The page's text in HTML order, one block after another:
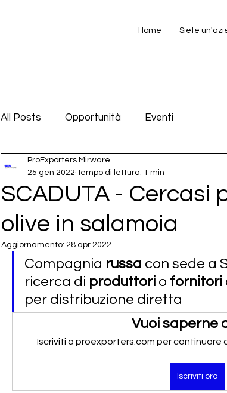
Home Siete
All Posts Opportunità Eventi
Gare d'appalto e Subforniture
SCADUTA - Cercasi
olive in salamoia
ProExporters Mirware
25 gen 2022 Tempo di lettura: 1 min
Aggiornamento: 28 apr 2022
Compagnia russa con sede a
ricerca di produttori o fornitori
per distribuzione diretta
Vuoi saperne
Iscriviti a proexporters.com per continuare
Iscriviti ora